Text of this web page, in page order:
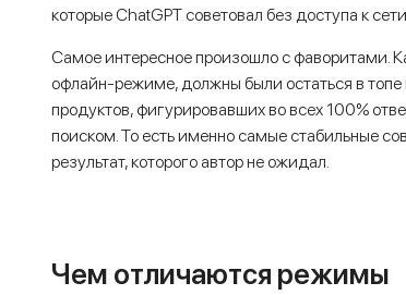
которые ChatGPT советовал без доступа к
Самое интересное произошло с фаворитами.
офлайн-режиме, должны были остаться в
продуктов, фигурировавших во всех 100%
поиском. То есть именно самые стабильные
результат, которого автор не ожидал.
Чем отличаются режимы